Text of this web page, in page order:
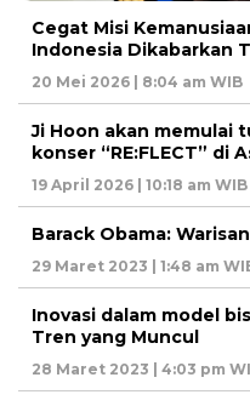
Cegat Misi
Indonesia Dikabarkan
20 Mei 2026 | 8:04 am WIB
Ji Hoon akan memulai
konser “RE:FLECT” di
19 April 2026 | 10:18 am WIB
Barack Obama:
29 Maret 2023 | 1:48 am
Inovasi dalam model
Tren yang Muncul
28 Maret 2023 | 4:03 pm